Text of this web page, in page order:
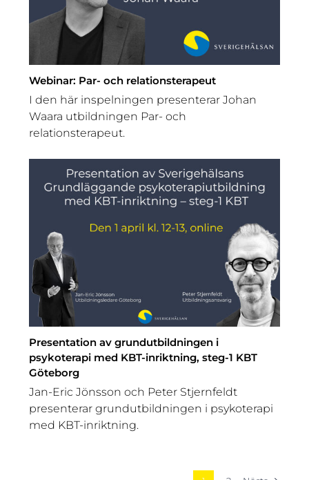
Webinar: Par- och relationsterapeut
I den här inspelningen presenterar Johan
Waara utbildningen Par- och
relationsterapeut.
Presentation av grundutbildningen i
psykoterapi med KBT-inriktning, steg-1 KBT
Göteborg
Jan-Eric Jönsson och Peter Stjernfeldt
presenterar grundutbildningen i psykoterapi
med KBT-inriktning.